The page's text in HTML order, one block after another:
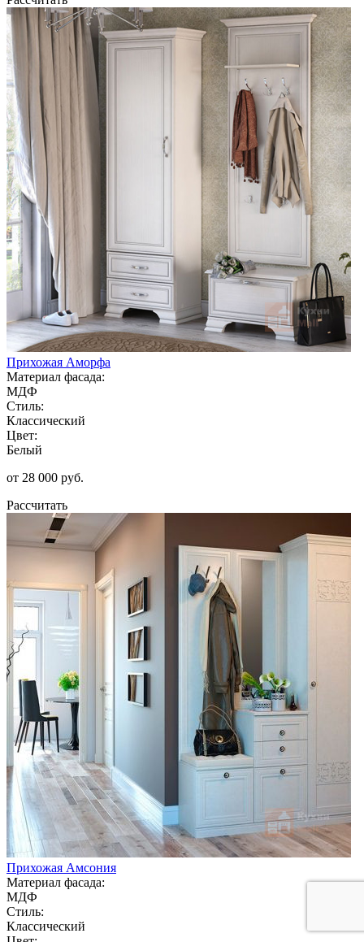
Прихожая Аморфа
Материал фасада:
МДФ
Стиль:
Классический
Цвет:
Белый
от 28 000 руб.
Рассчитать
Прихожая Амсония
Материал фасада:
МДФ
Стиль:
Классический